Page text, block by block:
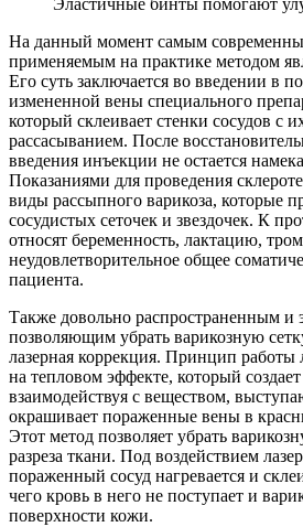
Эластичные бинты помогают
На данный момент самым
применяемым на практике методом
Его суть заключается во введении в
измененной вены специального
который склеивает стенки сосудов с
рассасыванием. После
введения инъекции не остается
Показаниями для проведения
виды рассыпного варикоза, которые
сосудистых сеточек и звездочек. К
относят беременность, лактацию,
неудовлетворительное общее
пациента.
Также довольно распространенным
позволяющим убрать варикозную
лазерная коррекция. Принцип работы
на тепловом эффекте, который
взаимодействуя с веществом,
окрашивает пораженные вены в
Этот метод позволяет убрать
разреза ткани. Под воздействием
пораженный сосуд нагревается и
чего кровь в него не поступает и
поверхности кожи.